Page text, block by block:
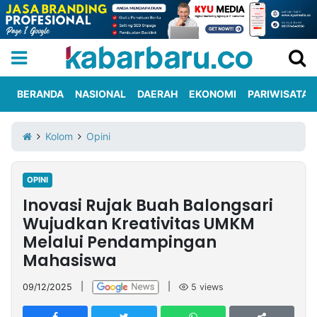
Iklan
Berita
Kami
Nasional
International
Olahraga
Entertainment
Daerah
Pariwisata
Kuliner
Kolom
Network
PT
TREETAN
BERANDA NASIONAL DAERAH EKONOMI PARIWISATA
Kolom Opini
OPINI
Inovasi Rujak Buah Balongsari
Wujudkan Kreativitas UMKM
Melalui Pendampingan
Mahasiswa
09/12/2025 5 views